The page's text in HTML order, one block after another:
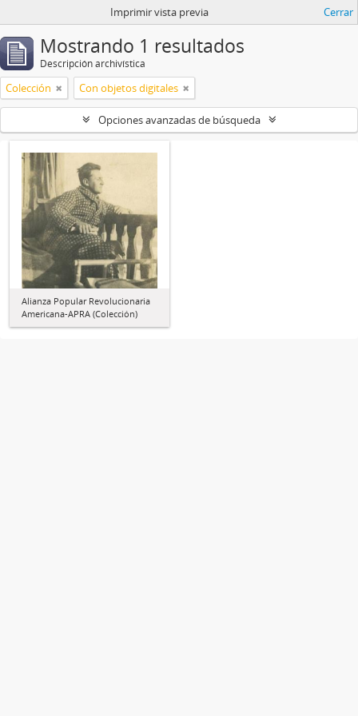
Imprimir vista previa Cerrar
Mostrando 1 resultados
Descripción archivística
Colección Con objetos digitales
Opciones avanzadas de búsqueda
Alianza Popular Revolucionaria
Americana-APRA (Colección)